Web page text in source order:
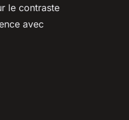
le contraste
avec